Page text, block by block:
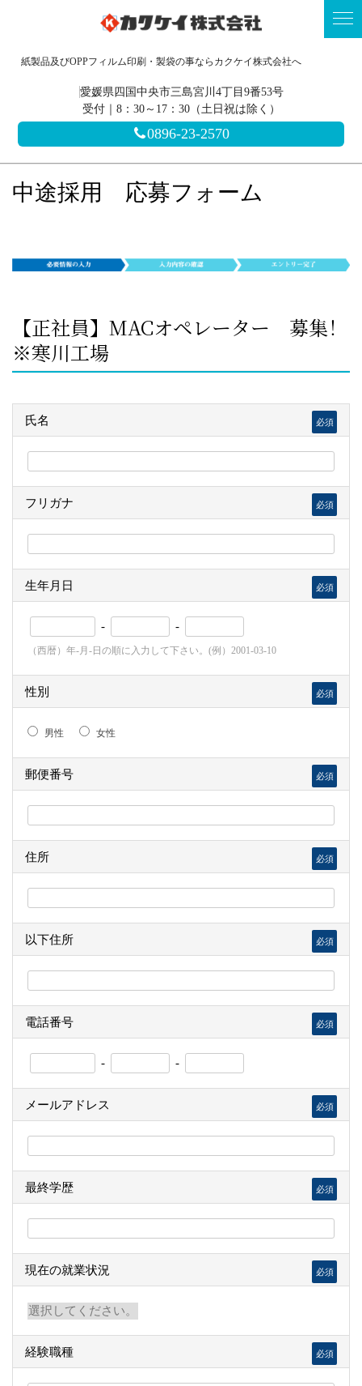
紙製品及びOPPフィルム印刷・製袋の事ならカクケイ株式会社へ
愛媛県四国中央市三島宮川4丁目9番53号
受付｜8：30～17：30（土日祝は除く）
0896-23-2570
中途採用 応募フォーム
【正社員】MACオペレーター 募集！
※寒川工場
氏名 必須
フリガナ 必須
生年月日 必須
- -
（西暦）年-月-日の順に入力して下さい。(例）2001-03-10
性別 必須
男性 女性
郵便番号 必須
住所 必須
以下住所 必須
電話番号 必須
- -
メールアドレス 必須
最終学歴 必須
現在の就業状況 必須
経験職種 必須